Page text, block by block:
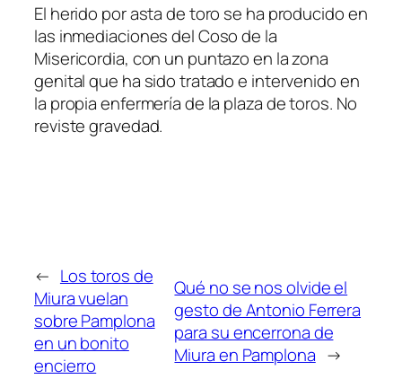
El herido por asta de toro se ha producido en
las inmediaciones del Coso de la
Misericordia, con un puntazo en la zona
genital que ha sido tratado e intervenido en
la propia enfermería de la plaza de toros. No
reviste gravedad.
← Los toros de
Miura vuelan
sobre Pamplona
en un bonito
encierro
Qué no se nos olvide el
gesto de Antonio Ferrera
para su encerrona de
Miura en Pamplona →